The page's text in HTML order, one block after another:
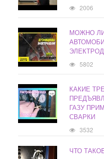
2006
МОЖНО
5802
КАКИЕ
ГАЗУ
СВАРКИ
3532
ЧТО